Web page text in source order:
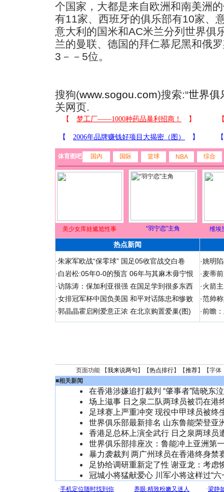
个国家，大都是来自欧洲和南美洲
有11家、西班牙的俱乐部有10家、
意大利的国米和AC米兰分列世界俱
兰的曼联、德国的拜仁慕尼黑和俄
3－－5位。
搜狗(www.sogou.com)搜索:“世界俱
关网页.
体育图吧 国内 国际 篮球 NBA 综合
美少女库娃尴尬性事 “羽宁恋”主角 维埃
热点新闻
·朱家军欧战“保零球” 国足05收官战交白卷
·白岩松:05年0-0的预言 06年与其麻木毋宁恨
·访陈涛：保加利亚很强 在国足学到很多东西
·女排冠军杯中国负美国 和平对话陈忠和惨败
·郭晶晶霍启刚爱意正浓 在北京购置爱巢(图)
·姚明
·麦蒂
·火箭
·范帅
·前瞻
页面功能 【我来说两句 】【热点排行】【推荐】【字体
■相关新闻
在香港涉嫌追打裁判 “肇事者”陆晓东
场上滋事 日之泉二队两球员被罚在港
足球赛上严重冲突 现役中甲球员被终
世界俱乐部最新排名 山东鲁能荣登亚
香港足总杯上演全武行 日之泉两球员
世界俱乐部排座次：鲁能冲上亚洲第
暴力袭裁判 两广州球员在香港终身禁
足协给调研重新定了性 谢亚龙：考虑
冠城小将猛献爱心 川军小将这样过“六